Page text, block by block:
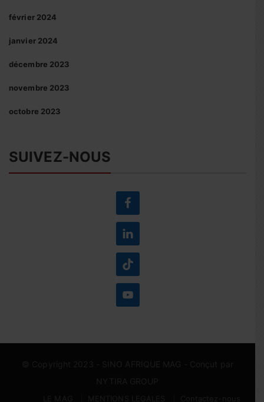
février 2024
janvier 2024
décembre 2023
novembre 2023
octobre 2023
SUIVEZ-NOUS